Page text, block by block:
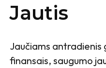
Jautis
Jaučiams antradienis
finansais, saugumo